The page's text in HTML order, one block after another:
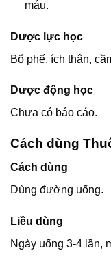
máu.
Dược lực học
Bổ phế, ích thận,
Dược động học
Chưa có báo cáo.
Cách dùng
Cách dùng
Dùng đường uống.
Liều dùng
Ngày uống 3-4 lần,